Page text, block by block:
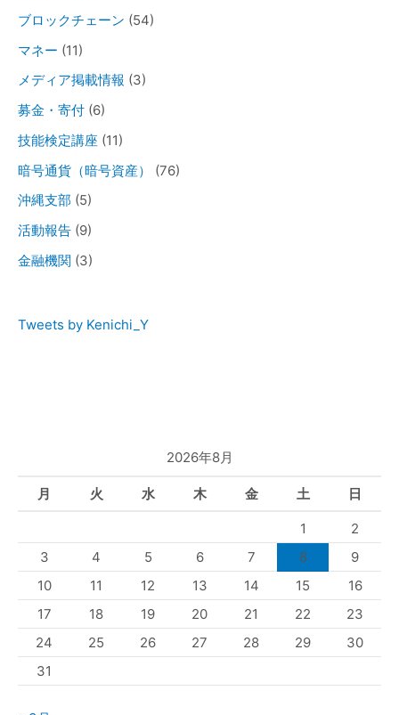
ブロックチェーン (54)
マネー (11)
メディア掲載情報 (3)
募金・寄付 (6)
技能検定講座 (11)
暗号通貨（暗号資産）
(76)
沖縄支部 (5)
活動報告 (9)
金融機関 (3)
Tweets by Kenichi_Y
2026年8月
月 火 水 木 金 土 日
1
2
3
4 5 6 7 8
9
10
11 12 13 14 15
16
17
18 19 20 21 22
23
24
25 26 27 28 29
30
31